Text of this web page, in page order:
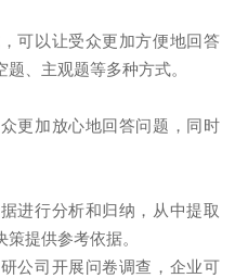
可以让受众更加方便地回答
、主观题等多种方式。
更加放心地回答问题，同时
进行分析和归纳，从中提取
提供参考依据。
公司开展问卷调查，企业可